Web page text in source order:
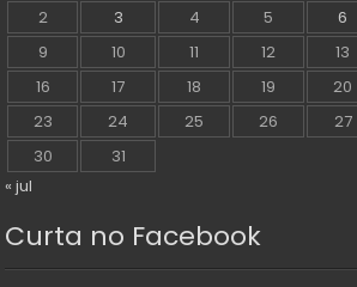
2
3 4 5 6
9
10 11 12 13
16
17 18 19 20
23
24 25 26 27
30
31
« jul
Curta no Facebook